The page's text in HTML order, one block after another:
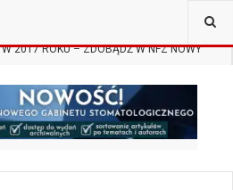
2017 ROKU – ZDOBĄDŹ W NFZ NOWY